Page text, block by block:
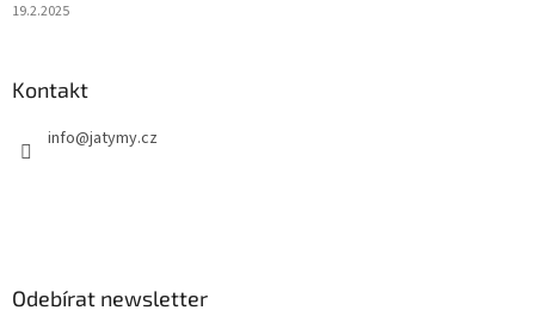
19.2.2025
Kontakt
info@jatymy.cz
Odebírat newsletter